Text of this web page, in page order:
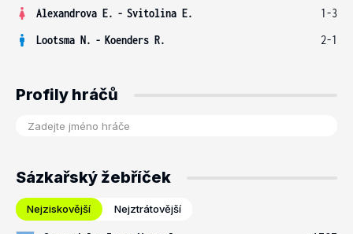
Alexandrova E. - Svitolina E.
1-3
Lootsma N. - Koenders R. 2-1
Profily hráčů
Sázkařský žebříček
Nejziskovější Nejztrátovější